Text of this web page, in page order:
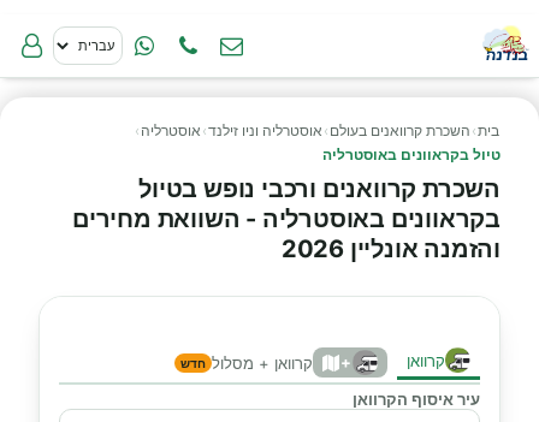
בית› השכרת קרוואנים בעולם › אוסטרליה וניו זילנד› אוסטרליה ›
טיול בקראוונים באוסטרליה
השכרת קרוואנים ורכבי נופש בטיול
בקראוונים באוסטרליה - השוואת מחירים
והזמנה אונליין 2026
קרוואן + קרוואן + מסלול חדש
עיר איסוף הקרוואן